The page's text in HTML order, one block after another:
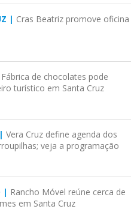
| Cras Beatriz promove oficina
Fábrica de chocolates pode
turístico em Santa Cruz
Vera Cruz define agenda dos
veja a programação
| Rancho Móvel reúne cerca de
em Santa Cruz